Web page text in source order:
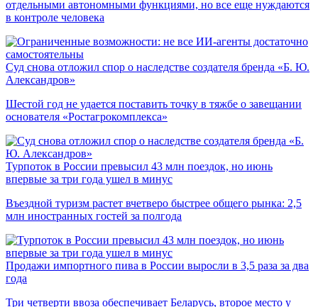
отдельными автономными функциями, но все еще нуждаются
в контроле человека
Суд снова отложил спор о наследстве создателя бренда «Б. Ю.
Александров»
Шестой год не удается поставить точку в тяжбе о завещании
основателя «Ростагрокомплекса»
Турпоток в России превысил 43 млн поездок, но июнь
впервые за три года ушел в минус
Въездной туризм растет вчетверо быстрее общего рынка: 2,5
млн иностранных гостей за полгода
Продажи импортного пива в России выросли в 3,5 раза за два
года
Три четверти ввоза обеспечивает Беларусь, второе место у